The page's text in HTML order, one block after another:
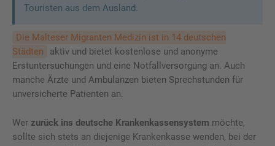
Touristen aus dem Ausland.
Die Malteser Migranten Medizin ist in 14 deutschen
Städten
aktiv und bietet kostenlose und anonyme
Erstuntersuchungen und eine Notfallversorgung an. Auch
manche Ärzte und Ambulanzen bieten Sprechstunden für
unversicherte Patienten an.
Wer zurück ins deutsche Krankenkassensystem möchte,
sollte sich stets an diejenige Krankenkasse wenden, bei der